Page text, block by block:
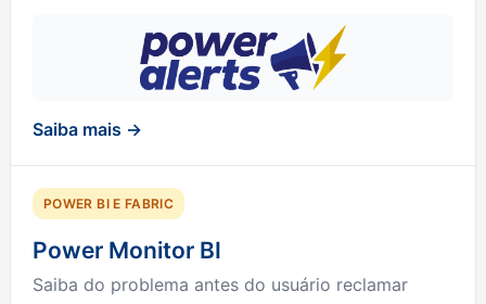
Saiba mais →
POWER BI E FABRIC
Power Monitor BI
Saiba do problema antes do usuário reclamar